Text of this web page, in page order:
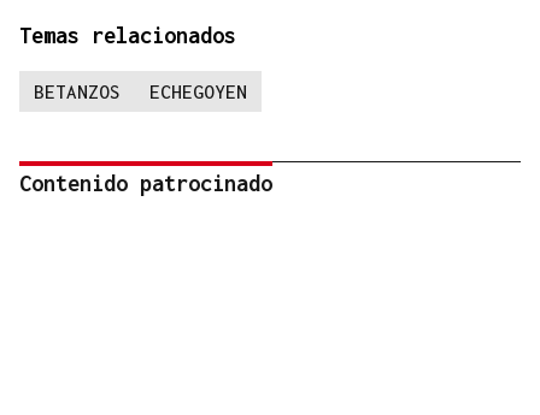
Temas relacionados
BETANZOS ECHEGOYEN
Contenido patrocinado